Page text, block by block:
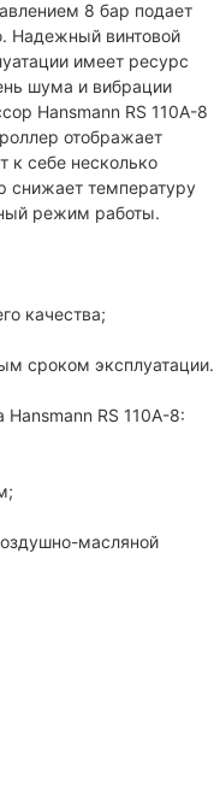
8 бар подает
Надежный винтовой
имеет ресурс
шума и вибрации
Hansmann RS 110А-8
отображает
к себе несколько
снижает температуру
режим работы.
качества;
сроком эксплуатации.
RS 110А-8:
масляной